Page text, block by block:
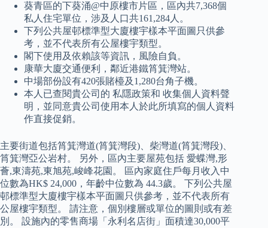
葵青區的下葵涌@中原樓市片區，區內共7,368個
私人住宅單位，涉及人口共161,284人。
下列公共屋邨標準型大廈樓宇樣本平面圖只供參
考，並不代表所有公屋樓宇類型。
閣下使用及依賴該等資訊，風險自負。
康華大廈交通便利，鄰近港鐵筲箕灣站。
中場部份設有420張賭檯及1,280台角子機。
本人已查閱貴公司的 私隱政策和 收集個人資料聲
明，並同意貴公司使用本人於此所填寫的個人資料
作直接促銷。
主要街道包括筲箕灣道(筲箕灣段)、柴灣道(筲箕灣段)、
筲箕灣亞公岩村。 另外，區內主要屋苑包括 愛蝶灣,形
薈,東濤苑,東旭苑,峻峰花園。 區內家庭住戶每月收入中
位數為HK$ 24,000，年齡中位數為 44.3歲。 下列公共屋
邨標準型大廈樓宇樣本平面圖只供參考，並不代表所有
公屋樓宇類型。 請注意，個別樓層或單位的圖則或有差
別。 設施內的零售商場「永利名店街」面積達30,000平